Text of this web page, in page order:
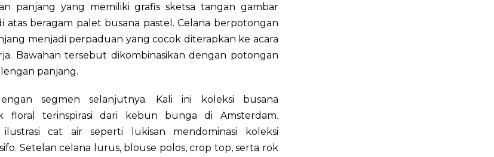
panjang yang memiliki grafis sketsa tangan gambar
atas beragam palet busana pastel. Celana berpotongan
menjadi perpaduan yang cocok diterapkan ke acara
Bawahan tersebut dikombinasikan dengan potongan
panjang.
segmen selanjutnya. Kali ini koleksi busana
floral terinspirasi dari kebun bunga di Amsterdam.
cat air seperti lukisan mendominasi koleksi
Setelan celana lurus, blouse polos, crop top, serta rok